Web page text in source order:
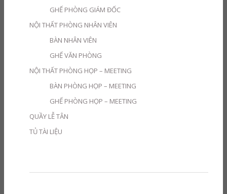
GHẾ PHÒNG GIÁM ĐỐC
NỘI THẤT PHÒNG NHÂN VIÊN
BÀN NHÂN VIÊN
GHẾ VĂN PHÒNG
NỘI THẤT PHÒNG HỌP – MEETING
BÀN PHÒNG HỌP – MEETING
GHẾ PHÒNG HỌP – MEETING
QUẦY LỄ TÂN
TỦ TÀI LIỆU